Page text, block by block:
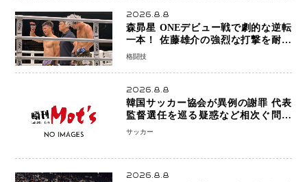
2026.8.8
森昴星 ONEデビュー戦で劇的な逆転
一本！ 佐藤雄介の強烈な打撃を耐え
抜き、リアネイキッドチョークで勝利
格闘技
2026.8.8
韓国サッカー協会が異例の謝罪 代表
監督選任を巡る疑惑など相次ぐ問題
「組織の刷新」誓う
サッカー
2026.8.8